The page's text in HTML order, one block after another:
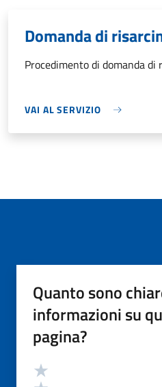
Domanda di
Procedimento di domanda
VAI AL SERVIZIO
Quanto sono
informazioni su
pagina?
Valutazione